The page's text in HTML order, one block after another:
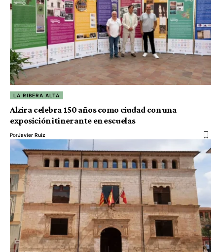
LA RIBERA ALTA
Alzira celebra 150 años como ciudad con una
exposición itinerante en escuelas
PorJavier Ruiz